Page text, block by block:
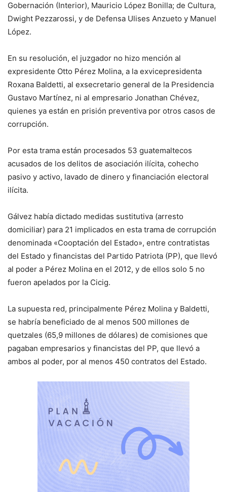
Gobernación (Interior), Mauricio López Bonilla; de Cultura,
Dwight Pezzarossi, y de Defensa Ulises Anzueto y Manuel
López.
En su resolución, el juzgador no hizo mención al
expresidente Otto Pérez Molina, a la exvicepresidenta
Roxana Baldetti, al exsecretario general de la Presidencia
Gustavo Martínez, ni al empresario Jonathan Chévez,
quienes ya están en prisión preventiva por otros casos de
corrupción.
Por esta trama están procesados 53 guatemaltecos
acusados de los delitos de asociación ilícita, cohecho
pasivo y activo, lavado de dinero y financiación electoral
ilícita.
Gálvez había dictado medidas sustitutiva (arresto
domiciliar) para 21 implicados en esta trama de corrupción
denominada «Cooptación del Estado», entre contratistas
del Estado y financistas del Partido Patriota (PP), que llevó
al poder a Pérez Molina en el 2012, y de ellos solo 5 no
fueron apelados por la Cicig.
La supuesta red, principalmente Pérez Molina y Baldetti,
se habría beneficiado de al menos 500 millones de
quetzales (65,9 millones de dólares) de comisiones que
pagaban empresarios y financistas del PP, que llevó a
ambos al poder, por al menos 450 contratos del Estado.